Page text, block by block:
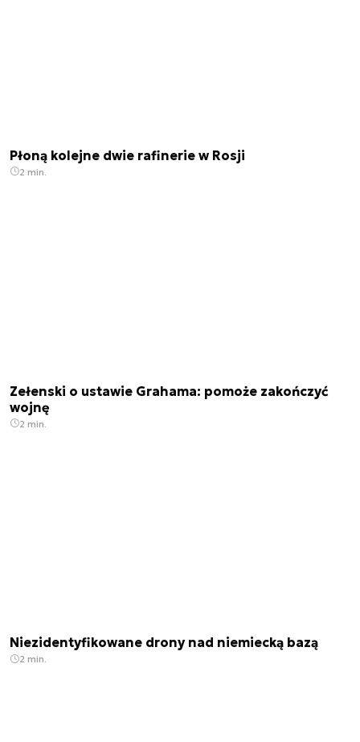
Płoną kolejne dwie rafinerie w Rosji
2 min.
Zełenski o ustawie Grahama: pomoże zakończyć
wojnę
2 min.
Niezidentyfikowane drony nad niemiecką bazą
2 min.